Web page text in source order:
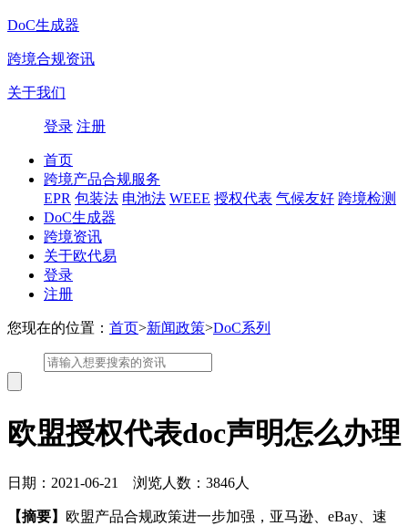
DoC生成器
跨境合规资讯
关于我们
登录 注册
首页
跨境产品合规服务
EPR 包装法 电池法 WEEE 授权代表 气候友好 跨境检测
DoC生成器
跨境资讯
关于欧代易
登录
注册
您现在的位置： 首页>新闻政策>DoC系列
欧盟授权代表doc声明怎么办理
日期：2021-06-21 浏览人数：3846人
【摘要】 欧盟产品合规政策进一步加强，亚马逊、eBay、速